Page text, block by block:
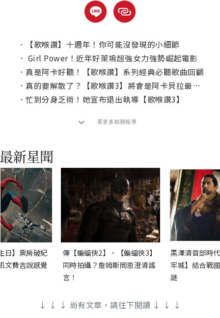
．
【歌喉讚】十週年！你可能沒發現的小細節
． Girl Power！近年好萊塢超強女力強勢崛起電影
． 真是阿卡好聽！【歌喉讚】系列經典必聽歌曲回顧
． 真的要解散了？【歌喉讚3】將會是阿卡貝拉最後一次登場
． 忙到分身乏術！她宣布退出執導【歌喉讚3】
看更多相關報導
日】票房破紀
文費吉說感覺
傳【蝙蝠俠2】、【蝙蝠俠3】
同時拍攝？詹姆斯岡恩澄清謠
言！
黑澤清首部時
牢城】結合戰
謎
↓ ↓ ↓ 尚有文章，請往下閱讀 ↓ ↓ ↓